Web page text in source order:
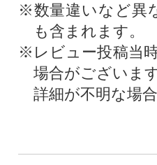
※数量違いなど異
も含まれます。
※レビュー投稿当
場合がございま
詳細が不明な場